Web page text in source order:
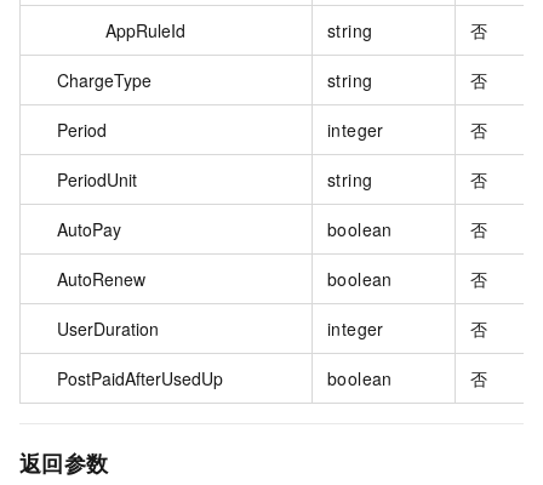
AppRuleId string 否
ChargeType string 否
Period integer 否
PeriodUnit string 否
AutoPay boolean 否
AutoRenew boolean 否
UserDuration integer 否
PostPaidAfterUsedUp boolean 否
返回参数